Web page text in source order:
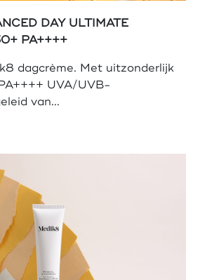
DAY ULTIMATE
PA++++
dagcrème. Met uitzonderlijk
UVA/UVB-
van...